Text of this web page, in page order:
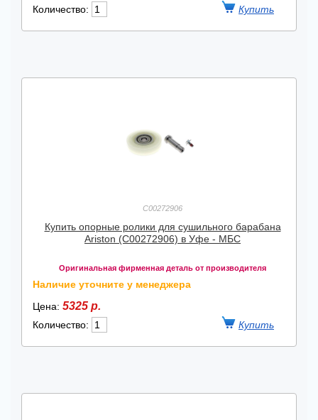
Количество:
C00272906
Купить опорные ролики для сушильного барабана
Ariston (C00272906) в Уфе - МБС
Оригинальная фирменная деталь от производителя
Наличие уточните у менеджера
Цена: 5325 р.
Количество: